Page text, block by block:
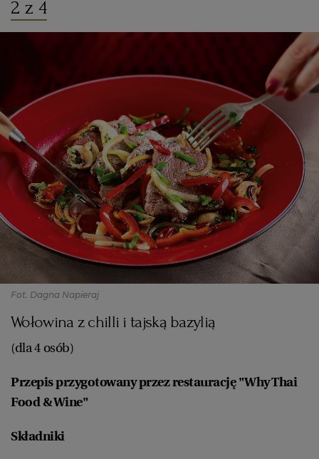
2 z 4
Fot. Dagna Napieraj
Wołowina z chilli i tajską bazylią
(dla 4 osób)
Przepis przygotowany przez restaurację "Why Thai
Food & Wine"
Składniki